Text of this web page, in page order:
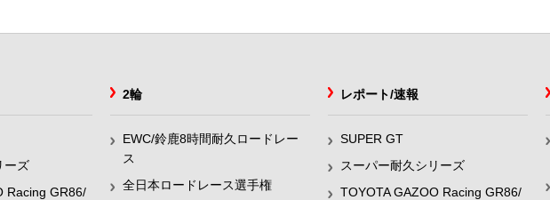
ーズ
Racing GR86/
2輪
EWC/鈴鹿8時間耐久ロードレー
ス
全日本ロードレース選手権
レポート/速報
SUPER GT
スーパー耐久シリーズ
TOYOTA GAZOO Racing GR86/